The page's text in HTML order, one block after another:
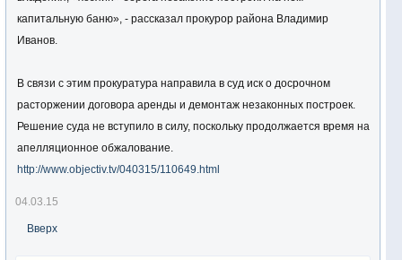
капитальную баню», - рассказал прокурор района Владимир
Иванов.
В связи с этим прокуратура направила в суд иск о досрочном
расторжении договора аренды и демонтаж незаконных построек.
Решение суда не вступило в силу, поскольку продолжается время на
апелляционное обжалование.
http://www.objectiv.tv/040315/110649.html
04.03.15
Вверх